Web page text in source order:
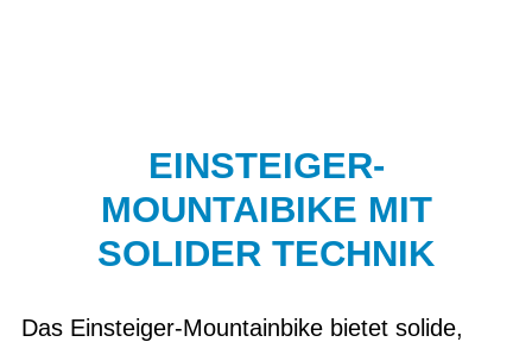
EINSTEIGER-
MOUNTAIBIKE MIT
SOLIDER TECHNIK
Das Einsteiger-Mountainbike bietet solide,